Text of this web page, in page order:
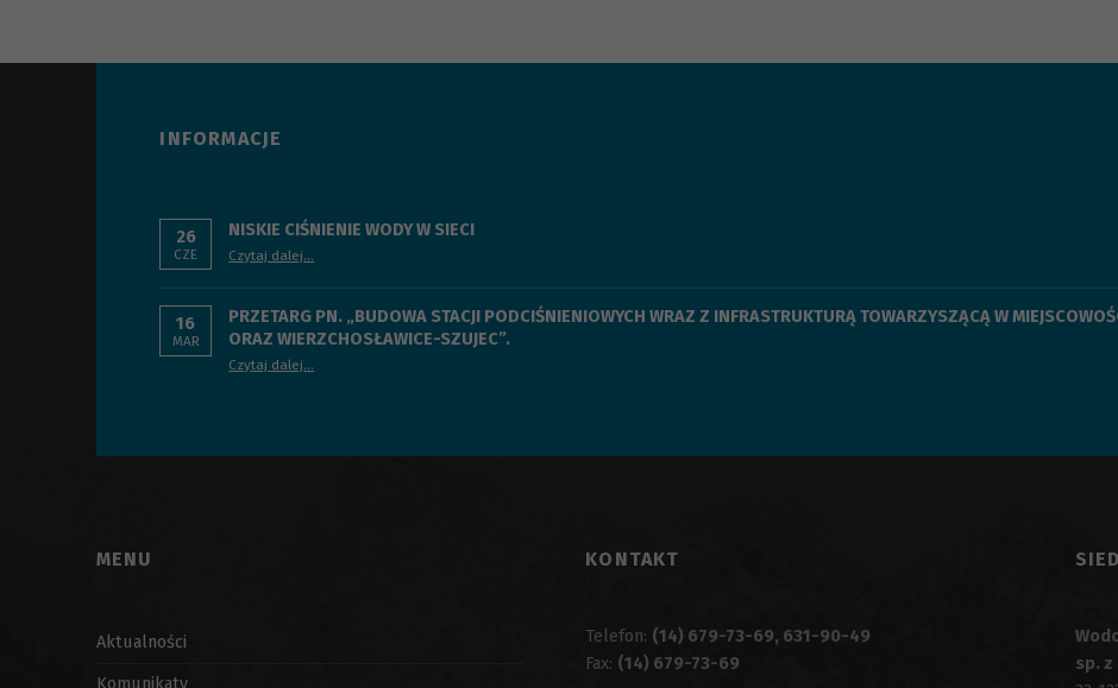
INFORMACJE
26
CZE
NISKIE CIŚNIENIE WODY W SIECI
Czytaj dalej…
16
MAR
PRZETARG PN. „BUDOWA STACJI PODCIŚNIENIOWYCH WRAZ Z INFRASTRUKTURĄ TOWARZYSZĄCĄ W
ORAZ WIERZCHOSŁAWICE-SZUJEC”.
Czytaj dalej“PRZETARG PN. „BUDOWA STACJI PODCIŚNIENIOWYCH WRAZ Z INFRASTRUKTURĄ TOWARZYSZĄCĄ W MIEJSCOWOŚCIACH WIERZCHOSŁAWICE-DWUDNIAKI ORAZ WIERZCHOSŁAWICE-SZUJEC”.”
…
MENU
Aktualności
Komunikaty
KONTAKT
Telefon: (14) 679-73-69, 631-90-49
Fax: (14) 679-73-69
sp. z